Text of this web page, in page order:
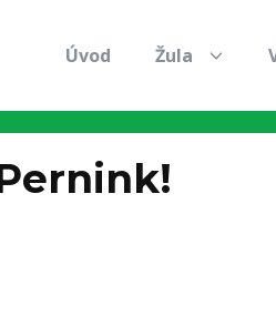
Úvod Žula